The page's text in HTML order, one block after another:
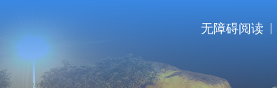
无障碍阅读